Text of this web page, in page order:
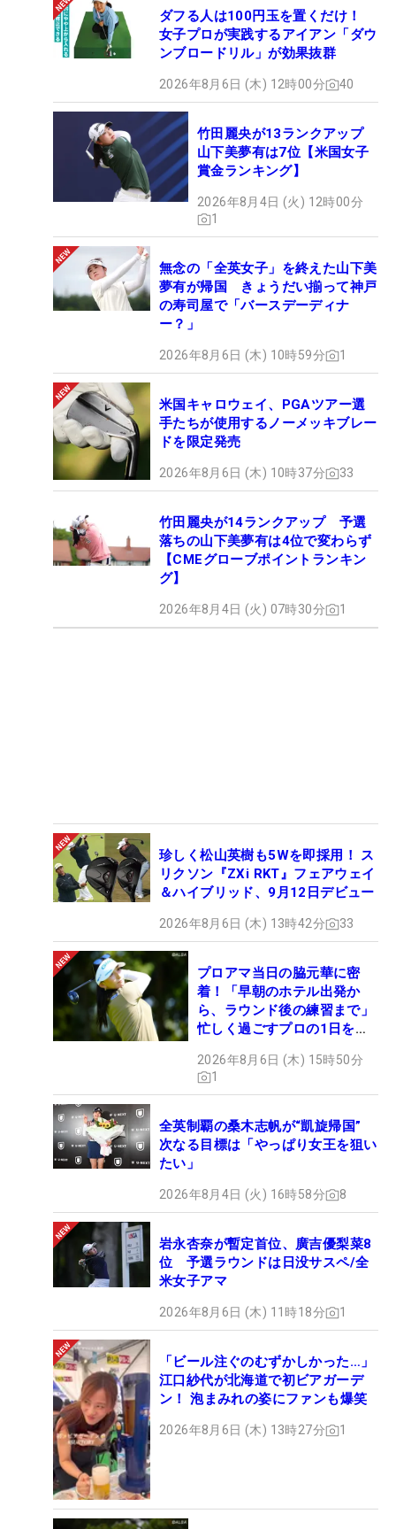
ダフる人は100円玉を置くだけ！
女子プロが実践するアイアン「ダウ
ンブロードリル」が効果抜群
2026年8月6日 (木) 12時00分 40
竹田麗央が13ランクアップ
山下美夢有は7位【米国女子
賞金ランキング】
2026年8月4日 (火) 12時00分
1
無念の「全英女子」を終えた山下美
夢有が帰国 きょうだい揃って神戸
の寿司屋で「バースデーディナ
ー？」
2026年8月6日 (木) 10時59分 1
米国キャロウェイ、PGAツアー選
手たちが使用するノーメッキブレー
ドを限定発売
2026年8月6日 (木) 10時37分 33
竹田麗央が14ランクアップ 予選
落ちの山下美夢有は4位で変わらず
【CMEグローブポイントランキン
グ】
2026年8月4日 (火) 07時30分 1
珍しく松山英樹も5Wを即採用！ ス
リクソン『ZXi RKT』フェアウェイ
＆ハイブリッド、9月12日デビュー
2026年8月6日 (木) 13時42分 33
プロアマ当日の脇元華に密
着！「早朝のホテル出発か
ら、ラウンド後の練習まで」
忙しく過ごすプロの1日を公
2026年8月6日 (木) 15時50分
1
全英制覇の桑木志帆が“凱旋帰国”
次なる目標は「やっぱり女王を狙い
たい」
2026年8月4日 (火) 16時58分 8
岩永杏奈が暫定首位、廣吉優梨菜8
位 予選ラウンドは日没サスペ/全
米女子アマ
2026年8月6日 (木) 11時18分 1
「ビール注ぐのむずかしかった…」
江口紗代が北海道で初ビアガーデ
ン！ 泡まみれの姿にファンも爆笑
2026年8月6日 (木) 13時27分 1